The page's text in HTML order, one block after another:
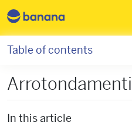
In this article
Table of contents